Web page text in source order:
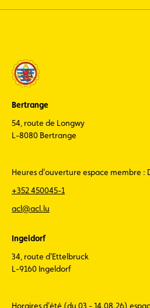
Bertrange
54, route de Longwy
L-8080 Bertrange
Heures d'ouverture espace membre :
+352 450045-1
acl@acl.lu
Ingeldorf
34, route d'Ettelbruck
L-9160 Ingeldorf
Horaires d'été (du 03 - 14.08.26)